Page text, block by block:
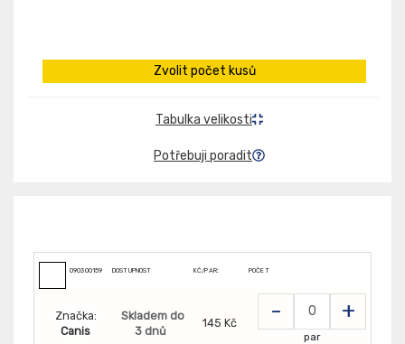
Zvolit počet kusů
Tabulka velikosti
Potřebuji poradit
090300159 DOSTUPNOST KČ/PAR: POČET
Značka:
Canis
Skladem do
3 dnů
145 Kč - +
par